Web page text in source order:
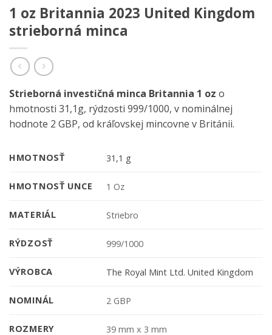
1 oz Britannia 2023 United Kingdom
strieborná minca
Strieborná investičná minca Britannia 1 oz o
hmotnosti 31,1g, rýdzosti 999/1000, v nominálnej
hodnote 2 GBP, od kráľovskej mincovne v Británii.
HMOTNOSŤ 31,1 g
HMOTNOSŤ UNCE 1 Oz
MATERIÁL Striebro
RÝDZOSŤ 999/1000
VÝROBCA The Royal Mint Ltd. United Kingdom
NOMINÁL 2 GBP
ROZMERY 39 mm x 3 mm